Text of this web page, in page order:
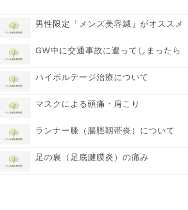
男性限定「メンズ美容鍼」がオススメ
GW中に交通事故に遭ってしまったら
ハイボルテージ治療について
マスクによる頭痛・肩こり
ランナー膝（腸脛靱帯炎）について
足の裏（足底腱膜炎）の痛み